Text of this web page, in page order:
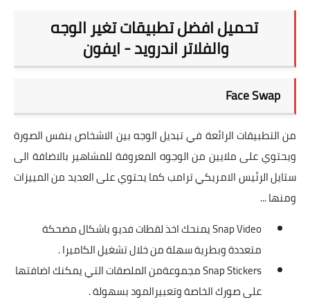
تحميل افضل تطبيقات تغير الوجه
والفلاتر اندرويد - ايفون
Face Swap
من التطبيقات الرائعة في تبديل الوجه بين الاشخاص بنفس الصورة
ويحتوي على ملايين من الوجوه المعروفة للمشاهير بالاضافة الى
ستايل الرئيس الامريكي ترامب كما يحتوي على العديد من المييزات
ومنها ...
Snap Video يمنحك اخذ لقطات فديو باشكال مضحكة
متعددة وبطرية سهلة من خلال تشغيل الكاميرا .
Snap Stickers مجموعةمن الملصقات التي يمكنك اضافتها
على صورك الخاصة وتعبيرالمود بسهولة .